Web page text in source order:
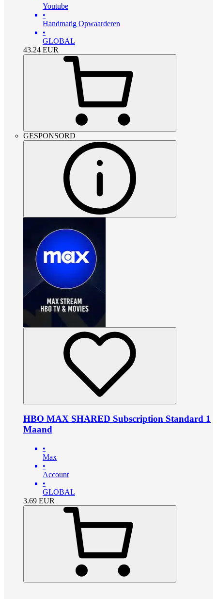
Youtube
•
Handmatig Opwaarderen
•
GLOBAL
43.24 EUR
GESPONSORD
HBO MAX SHARED Subscription Standard 1
Maand
•
Max
•
Account
•
GLOBAL
3.69 EUR